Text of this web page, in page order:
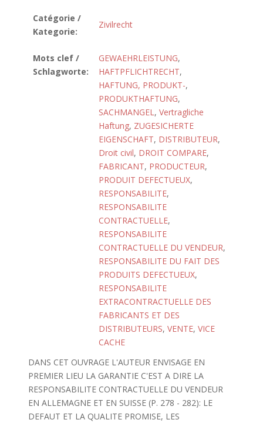
Catégorie /
Kategorie:
Zivilrecht
Mots clef /
Schlagworte:
GEWAEHRLEISTUNG,
HAFTPFLICHTRECHT,
HAFTUNG, PRODUKT-,
PRODUKTHAFTUNG,
SACHMANGEL, Vertragliche
Haftung, ZUGESICHERTE
EIGENSCHAFT, DISTRIBUTEUR,
Droit civil, DROIT COMPARE,
FABRICANT, PRODUCTEUR,
PRODUIT DEFECTUEUX,
RESPONSABILITE,
RESPONSABILITE
CONTRACTUELLE,
RESPONSABILITE
CONTRACTUELLE DU VENDEUR,
RESPONSABILITE DU FAIT DES
PRODUITS DEFECTUEUX,
RESPONSABILITE
EXTRACONTRACTUELLE DES
FABRICANTS ET DES
DISTRIBUTEURS, VENTE, VICE
CACHE
DANS CET OUVRAGE L'AUTEUR ENVISAGE EN
PREMIER LIEU LA GARANTIE C'EST A DIRE LA
RESPONSABILITE CONTRACTUELLE DU VENDEUR
EN ALLEMAGNE ET EN SUISSE (P. 278 - 282): LE
DEFAUT ET LA QUALITE PROMISE, LES